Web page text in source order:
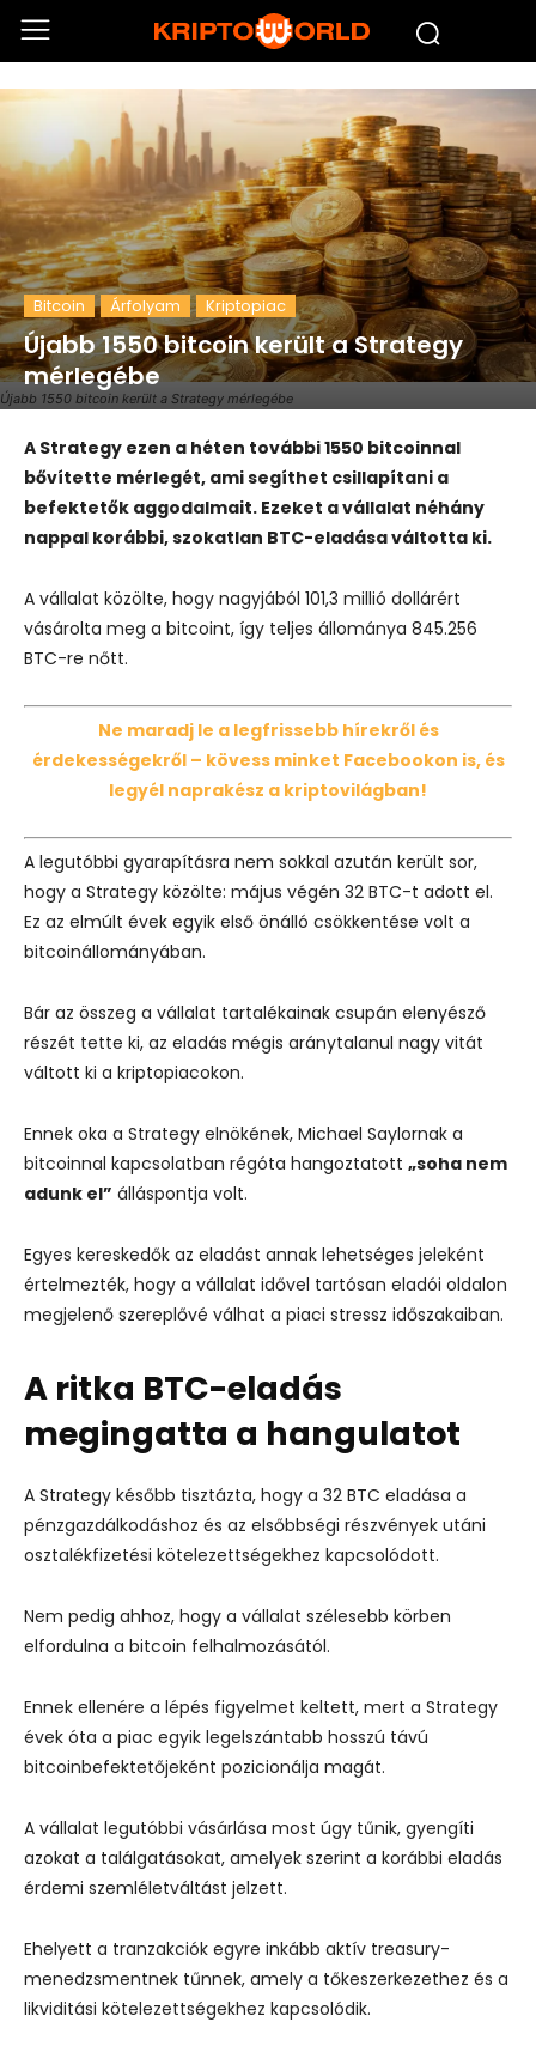
Újabb 1550 bitcoin került a Strategy mérlegébe
Bitcoin Árfolyam Kriptopiac
Újabb 1550 bitcoin került a Strategy
mérlegébe
A Strategy ezen a héten további 1550 bitcoinnal
bővítette mérlegét, ami segíthet csillapítani a
befektetők aggodalmait. Ezeket a vállalat néhány
nappal korábbi, szokatlan BTC-eladása váltotta ki.
A vállalat közölte, hogy nagyjából 101,3 millió dollárért
vásárolta meg a bitcoint, így teljes állománya 845.256
BTC-re nőtt.
Ne maradj le a legfrissebb hírekről és
érdekességekről – kövess minket Facebookon is, és
legyél naprakész a kriptovilágban!
A legutóbbi gyarapításra nem sokkal azután került sor,
hogy a Strategy közölte: május végén 32 BTC-t adott el.
Ez az elmúlt évek egyik első önálló csökkentése volt a
bitcoinállományában.
Bár az összeg a vállalat tartalékainak csupán elenyésző
részét tette ki, az eladás mégis aránytalanul nagy vitát
váltott ki a kriptopiacokon.
Ennek oka a Strategy elnökének, Michael Saylornak a
bitcoinnal kapcsolatban régóta hangoztatott „soha nem
adunk el” álláspontja volt.
Egyes kereskedők az eladást annak lehetséges jeleként
értelmezték, hogy a vállalat idővel tartósan eladói oldalon
megjelenő szereplővé válhat a piaci stressz időszakaiban.
A ritka BTC-eladás
megingatta a hangulatot
A Strategy később tisztázta, hogy a 32 BTC eladása a
pénzgazdálkodáshoz és az elsőbbségi részvények utáni
osztalékfizetési kötelezettségekhez kapcsolódott.
Nem pedig ahhoz, hogy a vállalat szélesebb körben
elfordulna a bitcoin felhalmozásától.
Ennek ellenére a lépés figyelmet keltett, mert a Strategy
évek óta a piac egyik legelszántabb hosszú távú
bitcoinbefektetőjeként pozicionálja magát.
A vállalat legutóbbi vásárlása most úgy tűnik, gyengíti
azokat a találgatásokat, amelyek szerint a korábbi eladás
érdemi szemléletváltást jelzett.
Ehelyett a tranzakciók egyre inkább aktív treasury-
menedzsmentnek tűnnek, amely a tőkeszerkezethez és a
likviditási kötelezettségekhez kapcsolódik.